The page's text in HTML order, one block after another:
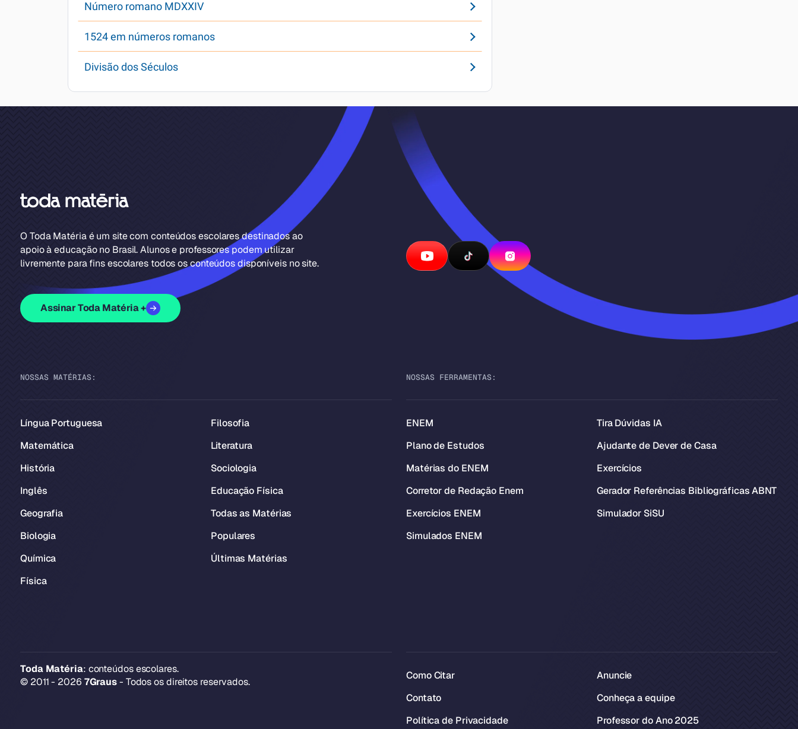
Número romano MDXXIV
1524 em números romanos
Divisão dos Séculos
O Toda Matéria é um site com conteúdos escolares destinados ao
apoio à educação no Brasil. Alunos e professores podem utilizar
livremente para fins escolares todos os conteúdos disponíveis no site.
Assinar Toda Matéria +
NOSSAS MATÉRIAS:
Língua Portuguesa
Matemática
História
Inglês
Geografia
Biologia
Química
Física
Filosofia
Literatura
Sociologia
Educação Física
Todas as Matérias
Populares
Últimas Matérias
NOSSAS FERRAMENTAS:
ENEM
Plano de Estudos
Matérias do ENEM
Corretor de Redação Enem
Exercícios ENEM
Simulados ENEM
Tira Dúvidas IA
Ajudante de Dever de Casa
Exercícios
Gerador Referências Bibliográficas ABNT
Simulador SiSU
Toda Matéria: conteúdos escolares.
© 2011 - 2026 7Graus- Todos os direitos reservados.
Como Citar
Contato
Política de Privacidade
Anuncie
Conheça a equipe
Professor do Ano 2025